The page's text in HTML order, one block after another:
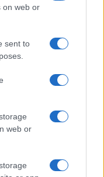
on web or
sent to
web or